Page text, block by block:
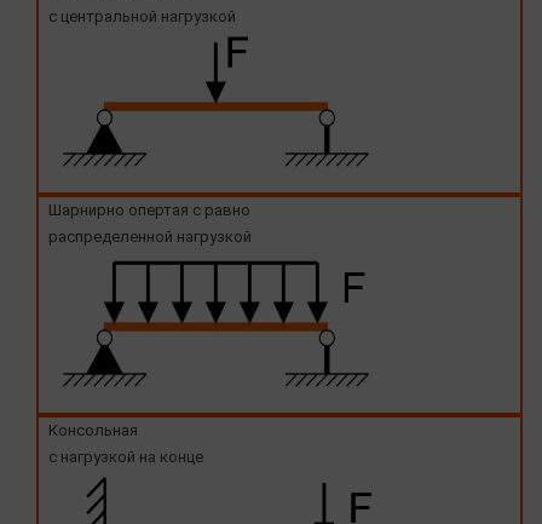
с центральной нагрузкой
Шарнирно опертая с равно
распределенной нагрузкой
Консольная
с нагрузкой на конце